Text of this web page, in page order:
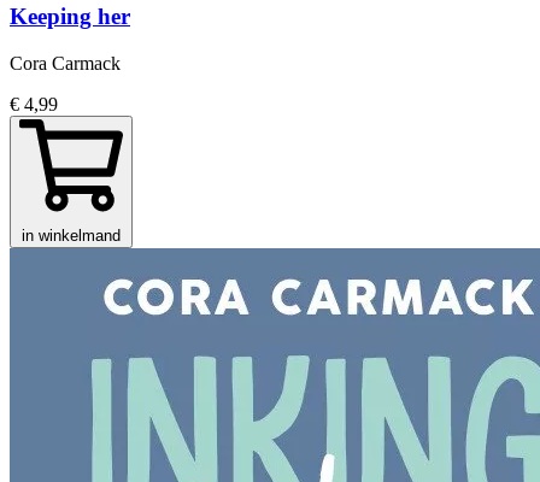
Keeping her
Cora Carmack
€ 4,99
in winkelmand